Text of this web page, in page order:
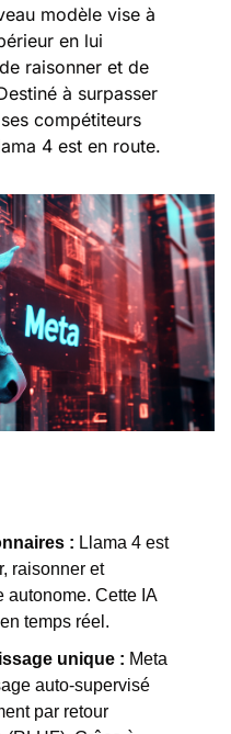
modèle vise à
en lui
raisonner et de
à surpasser
compétiteurs
4 est en route.
: Llama 4 est
raisonner et
autonome. Cette IA
temps réel.
unique : Meta
auto-supervisé
par retour